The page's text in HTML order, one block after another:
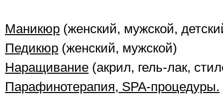
Маникюр (женский, мужской,
Педикюр (женский, мужской)
Наращивание (акрил, гель-лак,
Парафинотерапия, SPA-процедуры.